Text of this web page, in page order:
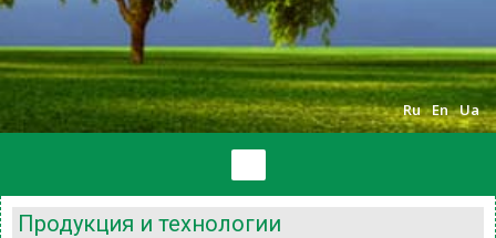
Ua
En
Ru
Продукция и технологии